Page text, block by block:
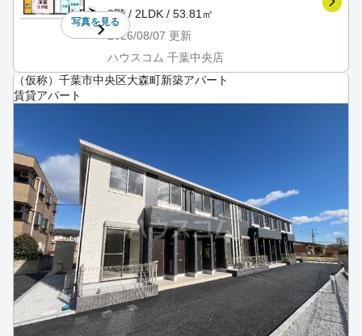
写真を見る
3階 / 2LDK / 53.81㎡
2026/08/07 更新
ハウスコム 千葉中央店
（仮称）千葉市中央区大森町新築アパート
賃貸アパート